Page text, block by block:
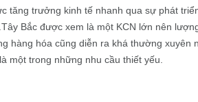
tăng trưởng kinh tế nhanh qua sự phát
Bắc được xem là một KCN lớn nên
hàng hóa cũng diễn ra khá thường xuyên
một trong những nhu cầu thiết yếu.